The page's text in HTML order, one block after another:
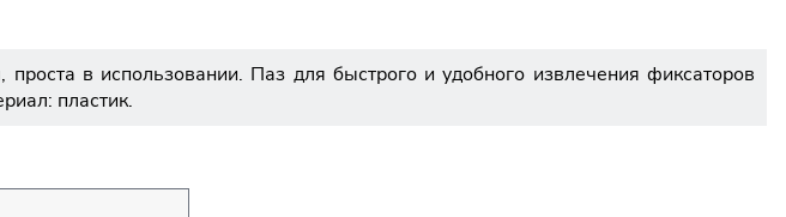
в использовании. Паз для быстрого и удобного извлечения фиксаторов
пластик.